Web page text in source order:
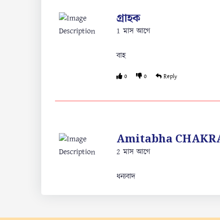
গ্রাহক
1 মাস আগে
বাহ
0 0 Reply
Amitabha
2 মাস আগে
ধন্যবাদ
1 0 Reply